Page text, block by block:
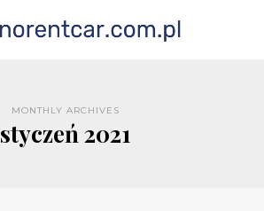
MONTHLY ARCHIVES
styczeń 2021